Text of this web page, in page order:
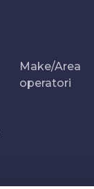
Make/Area
operatori